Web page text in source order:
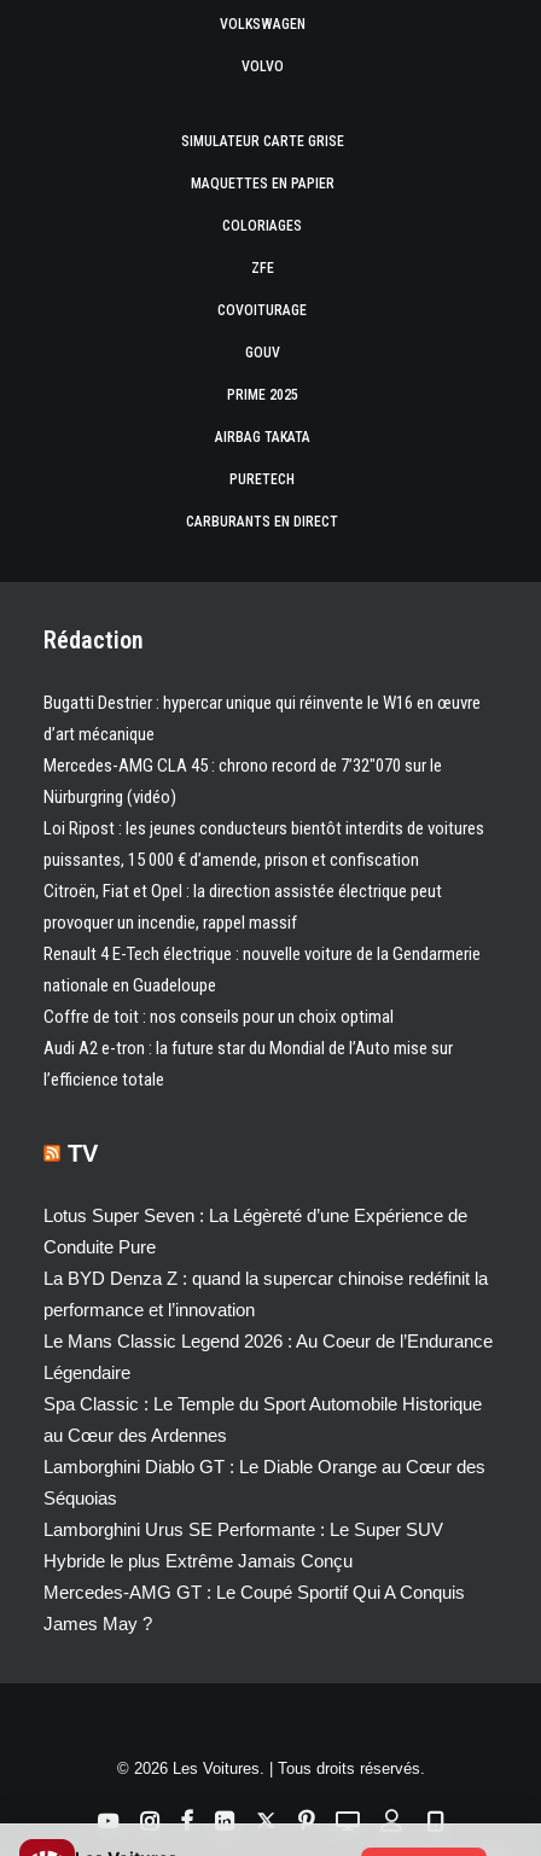
VOLKSWAGEN
VOLVO
SIMULATEUR CARTE GRISE
MAQUETTES EN PAPIER
COLORIAGES
ZFE
COVOITURAGE
GOUV
PRIME 2025
AIRBAG TAKATA
PURETECH
CARBURANTS EN DIRECT
Rédaction
Bugatti Destrier : hypercar unique qui réinvente le W16 en œuvre
d’art mécanique
Mercedes-AMG CLA 45 : chrono record de 7’32″070 sur le
Nürburgring (vidéo)
Loi Ripost : les jeunes conducteurs bientôt interdits de voitures
puissantes, 15 000 € d’amende, prison et confiscation
Citroën, Fiat et Opel : la direction assistée électrique peut
provoquer un incendie, rappel massif
Renault 4 E-Tech électrique : nouvelle voiture de la Gendarmerie
nationale en Guadeloupe
Coffre de toit : nos conseils pour un choix optimal
Audi A2 e-tron : la future star du Mondial de l’Auto mise sur
l’efficience totale
TV
Lotus Super Seven : La Légèreté d’une Expérience de
Conduite Pure
La BYD Denza Z : quand la supercar chinoise redéfinit la
performance et l’innovation
Le Mans Classic Legend 2026 : Au Coeur de l’Endurance
Légendaire
Spa Classic : Le Temple du Sport Automobile Historique
au Cœur des Ardennes
Lamborghini Diablo GT : Le Diable Orange au Cœur des
Séquoias
Lamborghini Urus SE Performante : Le Super SUV
Hybride le plus Extrême Jamais Conçu
Mercedes-AMG GT : Le Coupé Sportif Qui A Conquis
James May ?
© 2026 Les Voitures. | Tous droits réservés.